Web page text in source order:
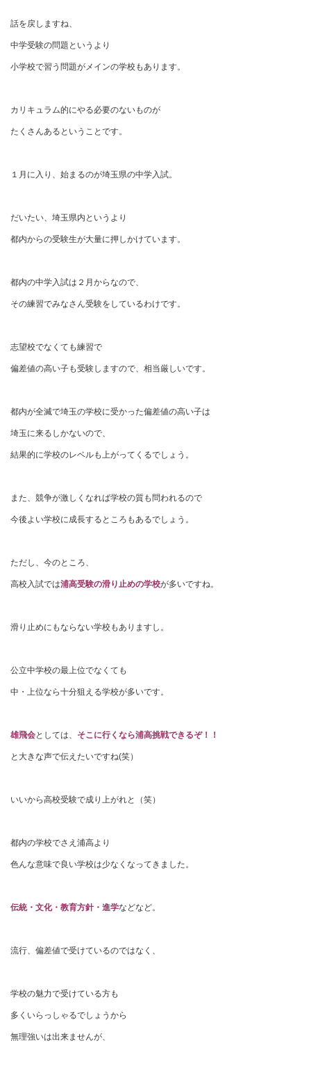
話を戻しますね、
中学受験の問題というより
小学校で習う問題がメインの学校もあります。
カリキュラム的にやる必要のないものが
たくさんあるということです。
１月に入り、始まるのが埼玉県の中学入試。
だいたい、埼玉県内というより
都内からの受験生が大量に押しかけています。
都内の中学入試は２月からなので、
その練習でみなさん受験をしているわけです。
志望校でなくても練習で
偏差値の高い子も受験しますので、相当厳しいです。
都内が全滅で埼玉の学校に受かった偏差値の高い子は
埼玉に来るしかないので、
結果的に学校のレベルも上がってくるでしょう。
また、競争が激しくなれば学校の質も問われるので
今後よい学校に成長するところもあるでしょう。
ただし、今のところ、
高校入試では浦高受験の滑り止めの学校が多いですね。
滑り止めにもならない学校もありますし。
公立中学校の最上位でなくても
中・上位なら十分狙える学校が多いです。
雄飛会としては、 そこに行くなら浦高挑戦できるぞ！！
と大きな声で伝えたいですね(笑）
いいから高校受験で成り上がれと（笑）
都内の学校でさえ浦高より
色んな意味で良い学校は少なくなってきました。
伝統・文化・教育方針・進学などなど。
流行、偏差値で受けているのではなく、
学校の魅力で受けている方も
多くいらっしゃるでしょうから
無理強いは出来ませんが、